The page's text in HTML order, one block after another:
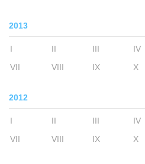
2013
I II III IV
VII
VIII IX X
2012
I II III IV
VII
VIII IX X